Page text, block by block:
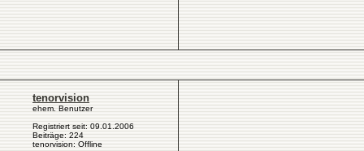
tenorvision
ehem. Benutzer
Registriert seit: 09.01.2006
Beiträge: 224
tenorvision: Offline